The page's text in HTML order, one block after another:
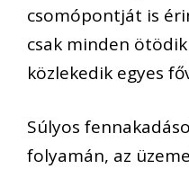
csomópontját is
csak minden
közlekedik egyes
Súlyos
folyamán, az